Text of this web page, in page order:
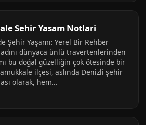
Sehir Yasam Notlari
Şehir Yaşamı: Yerel Bir Rehber
dünyaca ünlü travertenlerinden
bu doğal güzelliğin çok ötesinde bir
ilçesi, aslında Denizli şehir
olarak, hem...